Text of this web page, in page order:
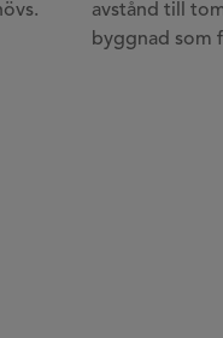
avstånd till
byggnad som